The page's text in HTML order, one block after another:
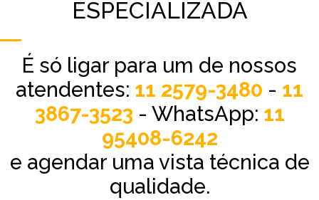
ESPECIALIZADA
É só ligar para um de nossos
atendentes: 11 2579-3480 - 11
3867-3523 - WhatsApp: 11
95408-6242
e agendar uma vista técnica de
qualidade.